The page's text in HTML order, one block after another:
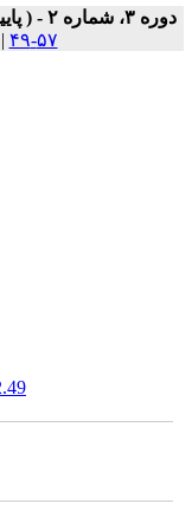
دوره ۳، شماره ۲ - ( پاییز ۱۳۹۶ )
۵۷-۴۹
|